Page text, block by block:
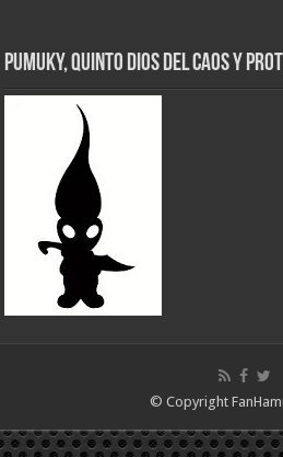
Pumuky, Quinto Dios del Caos y
© Copyright